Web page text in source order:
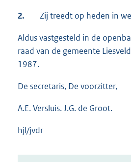
2. Zij treedt op heden in
Aldus vastgesteld in de
raad van de gemeente
1987.
De secretaris, De voorzitter,
A.E. Versluis. J.G. de Groot.
hjl/jvdr